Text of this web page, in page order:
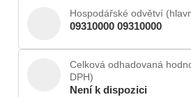
Hospodářské odvětví
09310000 09310000
Celková odhadovaná
DPH)
Není k dispozici